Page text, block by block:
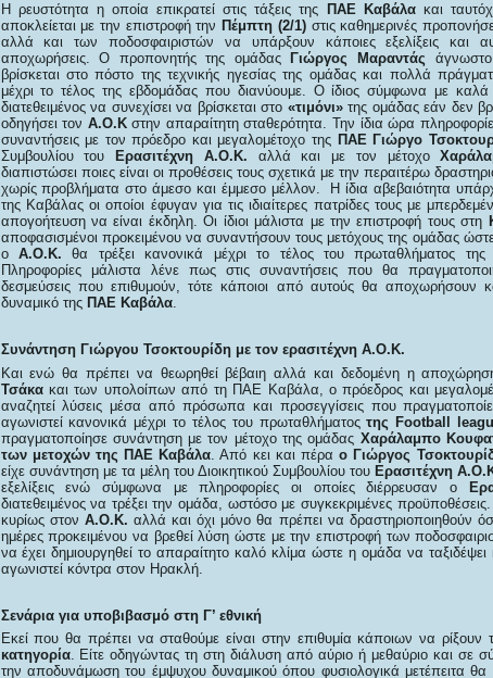
Η ρευστότητα η οποία επικρατεί στις τάξεις της
ΠΑΕ Καβάλακαι
αποκλείεται με την επιστροφή την Πέμπτη (2/1)στις καθημερινές
αλλά και των ποδοσφαιριστών να υπάρξουν κάποιες εξελίξεις και
αποχωρήσεις. Ο προπονητής της ομάδας
Γιώργος Μαραντάς
βρίσκεται στο πόστο της τεχνικής ηγεσίας της ομάδας και πολλά
μέχρι το τέλος της εβδομάδας που διανύουμε. Ο ίδιος σύμφωνα με καλά
διατεθειμένος να συνεχίσει να βρίσκεται στο «τιμόνι»της ομάδας εάν δεν
οδηγήσει τον Α.Ο.Κστην απαραίτητη σταθερότητα. Την ίδια ώρα
συναντήσεις με τον πρόεδρο και μεγαλομέτοχο της ΠΑΕ Γιώργο
Συμβουλίου του
Ερασιτέχνη Α.Ο.Κ. αλλά και με τον μέτοχο
διαπιστώσει ποιες είναι οι προθέσεις τους σχετικά με την περαιτέρω
χωρίς προβλήματα στο άμεσο και έμμεσο μέλλον. Η ίδια αβεβαιότητα
της Καβάλας οι οποίοι έφυγαν για τις ιδιαίτερες πατρίδες τους με
απογοήτευση να είναι έκδηλη. Οι ίδιοι μάλιστα με την επιστροφή τους στη
αποφασισμένοι προκειμένου να συναντήσουν τους μετόχους της ομάδας
οΑ.Ο.Κ.θα τρέξει κανονικά μέχρι το τέλος του πρωταθλήματος της
Πληροφορίες μάλιστα λένε πως στις συναντήσεις που θα
δεσμεύσεις που επιθυμούν, τότε κάποιοι από αυτούς θα αποχωρήσουν
δυναμικό της ΠΑΕ Καβάλα.
Συνάντηση Γιώργου Τσοκτουρίδη με τον ερασιτέχνη Α.Ο.Κ.
Και ενώ θα πρέπει να θεωρηθεί βέβαιη αλλά και δεδομένη η
Τσάκα και των υπολοίπων από τη ΠΑΕ Καβάλα, ο πρόεδρος και
αναζητεί λύσεις μέσα από πρόσωπα και προσεγγίσεις που
αγωνιστεί κανονικά μέχρι το τέλος του πρωταθλήματοςτηςFootball
πραγματοποίησε συνάντηση με τον μέτοχο της ομάδας Χαράλαμπο
των μετοχών της ΠΑΕ Καβάλα . Από κει και πέραο Γιώργος
είχε συνάντηση με τα μέλη του Διοικητικού Συμβουλίου τουΕρασιτέχνη
εξελίξεις ενώ σύμφωνα με πληροφορίες οι οποίες διέρρευσαν ο
διατεθειμένος να τρέξει την ομάδα, ωστόσο με συγκεκριμένες
κυρίως στον Α.Ο.Κ. αλλά και όχι μόνο θα πρέπει να δραστηριοποιηθούν
ημέρες προκειμένου να βρεθεί λύση ώστε με την επιστροφή των
να έχει δημιουργηθεί το απαραίτητο καλό κλίμα ώστε η ομάδα να ταξιδέψει
αγωνιστεί κόντρα στον Ηρακλή.
Σενάρια για υποβιβασμό στη Γ’ εθνική
Εκεί που θα πρέπει να σταθούμε είναι στην επιθυμία κάποιων να ρίξουν
κατηγορία. Είτε οδηγώντας τη στη διάλυση από αύριο ή μεθαύριο και σε
την αποδυνάμωση του έμψυχου δυναμικού όπου φυσιολογικά μετέπειτα